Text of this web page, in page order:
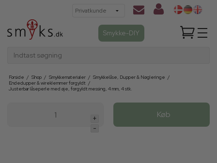
Smykke-DIY
Indtast søgning
Forside / Shop / Smykkematerialer / Smykkelåse, Dupper & Nøgleringe /
Endedupper & wireklemmer forgyldt /
Justerbar låseperle med øje, forgyldt messing, 4 mm, 4 stk.
+
-
Køb